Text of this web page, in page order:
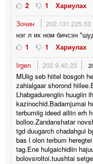
2
1
Хариулах
Зочин
202.131.225.53
нэг л их ном бичсэн
1
1
Хариулах
Irgen
202.9.40.23
MUiig seb hiitel bosgoh
zahialgaar shorond
Lhabgadurengiin huugiin
kazinochid.Badamjumai
terbumiig ideed ailiin erh
bolloo.Zandanshatar
tgd duugarch chadahgui
bas l olon terbum
tag.Ene hulgaichidiin
bolovsroltoi.tuushtai